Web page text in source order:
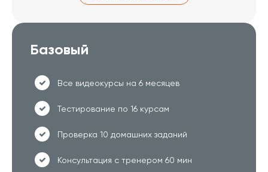
Базовый
Все видеокурсы на 6 месяцев
Тестирование по 16 курсам
Проверка 10 домашних заданий
Консультация с тренером 60 мин